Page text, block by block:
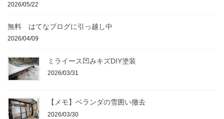
2026/05/22
無料 はてなブログに引っ越し中
2026/04/09
ミライース凹みキズDIY塗装
2026/03/31
【メモ】ベランダの雪囲い撤去
2026/03/30